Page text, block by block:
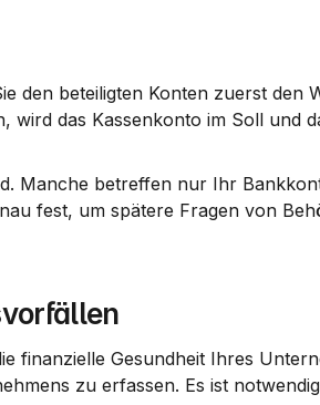
den beteiligten Konten zuerst den
wird das Kassenkonto im Soll und
Manche betreffen nur Ihr
fest, um spätere Fragen von
finanzielle Gesundheit Ihres
zu erfassen. Es ist